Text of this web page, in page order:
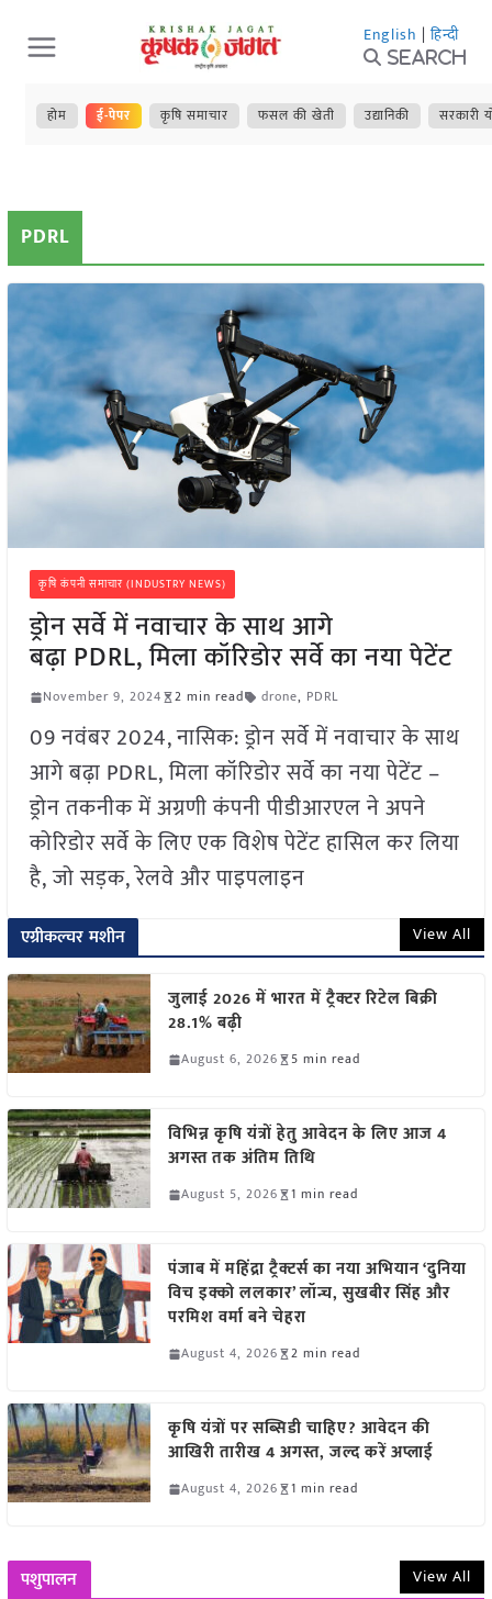
Skip
to
content
English | हिन्दी
Search
होम ई-पेपर कृषि समाचार फसल की खेती उद्यानिकी सरकारी
PDRL
कृषि कंपनी समाचार (INDUSTRY NEWS)
ड्रोन सर्वे में नवाचार के साथ आगे
बढ़ा PDRL, मिला कॉरिडोर सर्वे का नया पेटेंट
November 9, 2024 2 min read drone, PDRL
09 नवंबर 2024, नासिक: ड्रोन सर्वे में नवाचार के साथ
आगे बढ़ा PDRL, मिला कॉरिडोर सर्वे का नया पेटेंट –
ड्रोन तकनीक में अग्रणी कंपनी पीडीआरएल ने अपने
कोरिडोर सर्वे के लिए एक विशेष पेटेंट हासिल कर लिया
है, जो सड़क, रेलवे और पाइपलाइन
एग्रीकल्चर मशीन View All
जुलाई 2026 में भारत में ट्रैक्टर रिटेल बिक्री
28.1% बढ़ी
August 6, 2026 5 min read
विभिन्न कृषि यंत्रों हेतु आवेदन के लिए आज 4
अगस्त तक अंतिम तिथि
August 5, 2026 1 min read
पंजाब में महिंद्रा ट्रैक्टर्स का नया अभियान ‘दुनिया
विच इक्को ललकार’ लॉन्च, सुखबीर सिंह और
परमिश वर्मा बने चेहरा
August 4, 2026 2 min read
कृषि यंत्रों पर सब्सिडी चाहिए? आवेदन की
आखिरी तारीख 4 अगस्त, जल्द करें अप्लाई
August 4, 2026 1 min read
पशुपालन View All